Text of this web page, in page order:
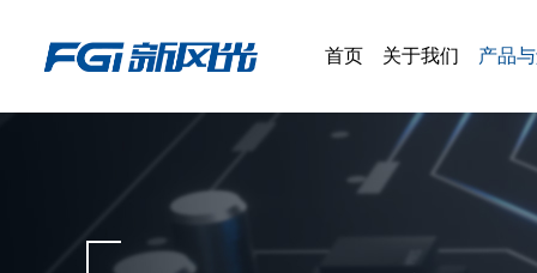
首页 关于我们
新风光概况
权属公司
企业文化
产品
产品
解决